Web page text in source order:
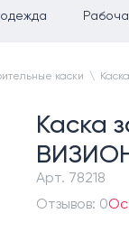
каски \
Каска
Арт. 78218
Отзывов: 0